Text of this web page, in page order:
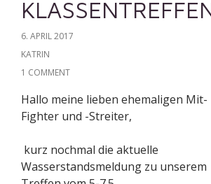
6. APRIL 2017
KATRIN
1 COMMENT
Hallo meine lieben ehemaligen Mit-
Fighter und -Streiter,
kurz nochmal die aktuelle
Wasserstandsmeldung zu unserem
Treffen vom 5-7.5.